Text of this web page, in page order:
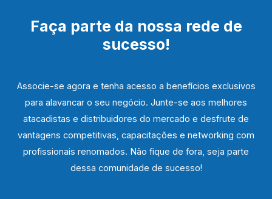
Faça parte da nossa rede de
sucesso!
Associe-se agora e tenha acesso a benefícios exclusivos
para alavancar o seu negócio. Junte-se aos melhores
atacadistas e distribuidores do mercado e desfrute de
vantagens competitivas, capacitações e networking com
profissionais renomados. Não fique de fora, seja parte
dessa comunidade de sucesso!